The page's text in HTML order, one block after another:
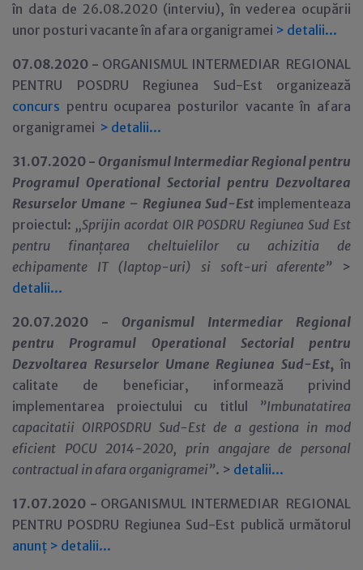
în data de 26.08.2020 (interviu), în vederea ocupării
unor posturi vacante în afara organigramei > detalii...
07.08.2020 - ORGANISMUL INTERMEDIAR REGIONAL
PENTRU POSDRU Regiunea Sud-Est organizează
concurs pentru ocuparea posturilor vacante în afara
organigramei > detalii...
31.07.2020 - Organismul Intermediar Regional pentru
Programul Operational Sectorial pentru Dezvoltarea
Resurselor Umane – Regiunea Sud-Est implementeaza
proiectul: ,,Sprijin acordat OIR POSDRU Regiunea Sud Est
pentru finanțarea cheltuielilor cu achizitia de
echipamente IT (laptop-uri) si soft-uri aferente” >
detalii...
20.07.2020 - Organismul Intermediar Regional
pentru Programul Operational Sectorial pentru
Dezvoltarea Resurselor Umane Regiunea Sud-Est, în
calitate de beneficiar,
informează privind
implementarea proiectului cu titlul ”Imbunatatirea
capacitatii OIRPOSDRU Sud-Est de a gestiona in mod
eficient POCU 2014-2020, prin angajare de personal
contractual in afara organigramei”. > detalii...
17.07.2020 - ORGANISMUL INTERMEDIAR REGIONAL
PENTRU POSDRU Regiunea Sud-Est publică următorul
anunț > detalii...